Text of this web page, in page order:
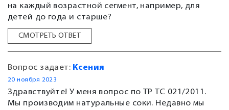
на каждый возрастной сегмент, например, для
детей до года и старше?
СМОТРЕТЬ ОТВЕТ
Вопрос задает: Ксения
20 ноября 2023
Здравствуйте! У меня вопрос по ТР ТС 021/2011.
Мы производим натуральные соки. Недавно мы